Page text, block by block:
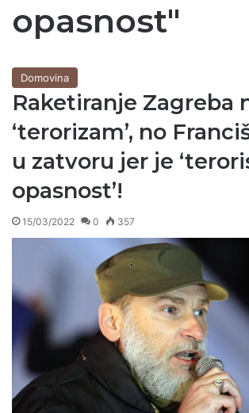
opasnost"
Domovina
Raketiranje Zagreba
‘terorizam’, no
u zatvoru jer je
opasnost’!
15/03/2022 0 357